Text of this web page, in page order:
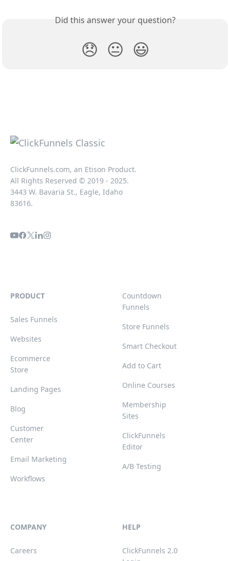
Did this answer your question?
😞 😐 😃
ClickFunnels.com, an Etison Product.
All Rights Reserved © 2019 - 2025.
3443 W. Bavaria St., Eagle, Idaho
83616.
PRODUCT
Sales Funnels
Websites
Ecommerce
Store
Landing Pages
Blog
Customer
Center
Email Marketing
Workflows
Countdown
Funnels
Store Funnels
Smart Checkout
Add to Cart
Online Courses
Membership
Sites
ClickFunnels
Editor
A/B Testing
COMPANY
Careers
HELP
ClickFunnels 2.0